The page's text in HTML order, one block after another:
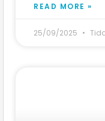
READ MORE »
25/09/2025